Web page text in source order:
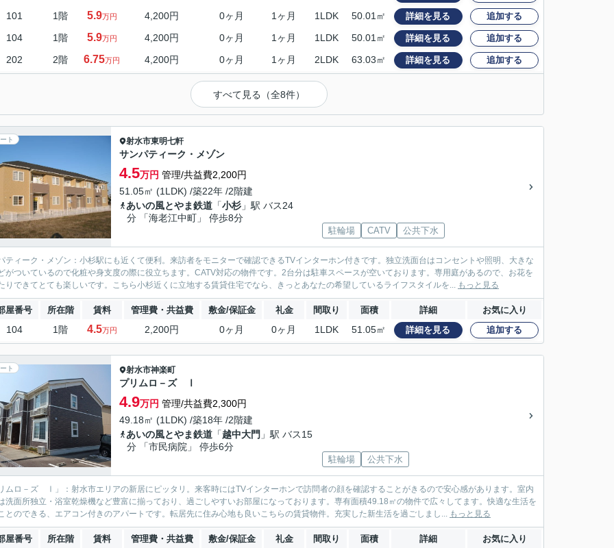
101 1階 5.9万円 4,200円 0ヶ月 1ヶ月 1LDK 50.01㎡ 詳細を見る 追加する
104 1階 5.9万円 4,200円 0ヶ月 1ヶ月 1LDK 50.01㎡ 詳細を見る 追加する
202 2階 6.75万円 4,200円 0ヶ月 1ヶ月 2LDK 63.03㎡ 詳細を見る 追加する
すべて見る（全8件）
ト 射水市東明七軒
サンパティーク・メゾン
4.5万円 管理/共益費2,200円
51.05㎡ (1LDK) /築22年 /2階建
あいの風とやま鉄道 「小杉 」駅 バス24
分 「海老江中町」 停歩8分
駐輪場 CATV 公共下水
ティーク・メゾン：小杉駅にも近くて便利。来訪者をモニターで確認できるTVインターホン付きです。独立洗面台はコンセントや照明、大きな
がついているので化粧や身支度の際に役立ちます。CATV対応の物件です。2台分は駐車スペースが空いております。専用庭があるので、お花を
りできてとても楽しいです。こちら小杉近くに立地する賃貸住宅でなら、きっとあなたの希望しているライフスタイルを... もっと見る
屋番号 所在階 賃料 管理費・共益費 敷金/保証金 礼金 間取り 面積 詳細 お気に入り
104 1階 4.5万円 2,200円 0ヶ月 0ヶ月 1LDK 51.05㎡ 詳細を見る 追加する
ト 射水市神楽町
プリムロ－ズ Ⅰ
4.9万円 管理/共益費2,300円
49.18㎡ (1LDK) /築18年 /2階建
あいの風とやま鉄道 「越中大門 」駅 バス15
分 「市民病院」 停歩6分
駐輪場 公共下水
ムロ－ズ Ⅰ」：射水市エリアの新居にピッタリ。来客時にはTVインターホンで訪問者の顔を確認することがきるので安心感があります。室内
洗面所独立・浴室乾燥機など豊富に揃っており、過ごしやすいお部屋になっております。専有面積49.18㎡の物件で広々してます。快適な生活を
とのできる、エアコン付きのアパートです。転居先に住み心地も良いこちらの賃貸物件。充実した新生活を過ごしまし... もっと見る
屋番号 所在階 賃料 管理費・共益費 敷金/保証金 礼金 間取り 面積 詳細 お気に入り